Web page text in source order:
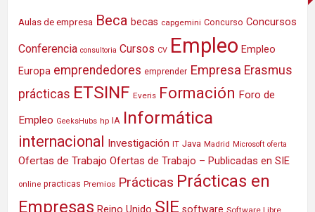
Aulas de empresa Beca becas capgemini Concurso Concursos
Conferencia consultoria Cursos CV Empleo Empleo
Europa emprendedores emprender Empresa Erasmus
prácticas ETSINF Everis Formación Foro de
Empleo GeeksHubs hp IA Informática
internacional Investigación IT Java Madrid Microsoft oferta
Ofertas de Trabajo Ofertas de Trabajo – Publicadas en SIE
online practicas Premios Prácticas Prácticas en
Empresas Reino Unido SIE software Software Libre